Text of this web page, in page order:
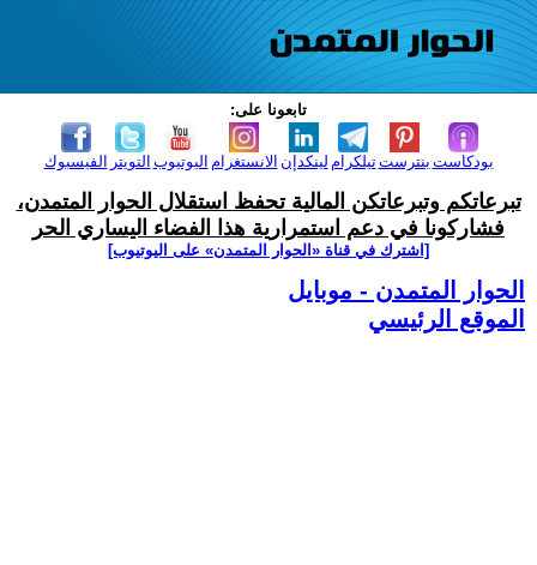
تابعونا على:
الفيسبوك التويتر اليوتيوب الانستغرام لينكدإن تيلكرامبنترست بودكاست
تبرعاتكم وتبرعاتكن المالية تحفظ استقلال الحوار المتمدن،
فشاركونا في دعم استمرارية هذا الفضاء اليساري الحر
[اشترك في قناة ‫«الحوار المتمدن» على اليوتيوب]
الحوار المتمدن - موبايل
الموقع الرئيسي